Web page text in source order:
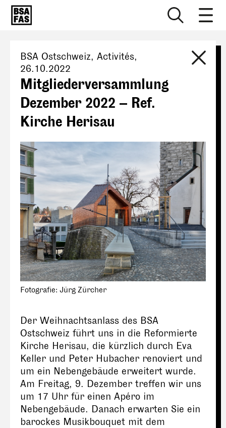
BSA Ostschweiz, Activités,
26.10.2022
Mitgliederversammlung
Dezember 2022 – Ref.
Kirche Herisau
Fotografie: Jürg Zürcher
Der Weihnachtsanlass des BSA
Ostschweiz führt uns in die Reformierte
Kirche Herisau, die kürzlich durch Eva
Keller und Peter Hubacher renoviert und
um ein Nebengebäude erweitert wurde.
Am Freitag, 9. Dezember treffen wir uns
um 17 Uhr für einen Apéro im
Nebengebäude. Danach erwarten Sie ein
barockes Musikbouquet mit dem